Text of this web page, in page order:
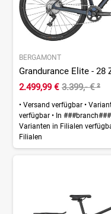
BERGAMONT
Grandurance Elite - 28
2.499,99 € 3.399,- €²
•Versand verfügbar •
verfügbar •In
Varianten in Filialen
Filialen